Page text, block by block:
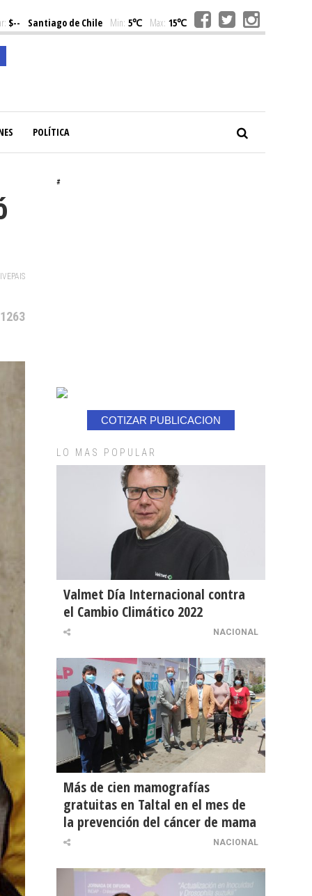
$-- Santiago de Chile Min: 5℃ Max: 15℃
POLÍTICA
#
COTIZAR PUBLICACION
LO MAS POPULAR
Valmet Día Internacional contra
el Cambio Climático 2022
NACIONAL
Más de cien mamografías
gratuitas en Taltal en el mes de
la prevención del cáncer de mama
NACIONAL